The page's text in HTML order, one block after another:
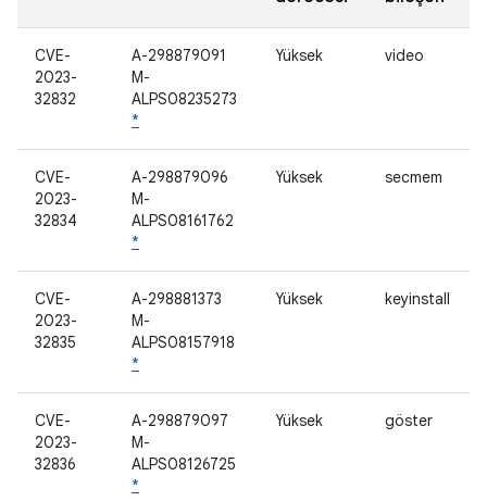
CVE-
2023-
32832
A-298879091
M-
ALPS08235273
*
Yüksek video
CVE-
2023-
32834
A-298879096
M-
ALPS08161762
*
Yüksek secmem
CVE-
2023-
32835
A-298881373
M-
ALPS08157918
*
Yüksek keyinstall
CVE-
2023-
32836
A-298879097
M-
ALPS08126725
*
Yüksek göster